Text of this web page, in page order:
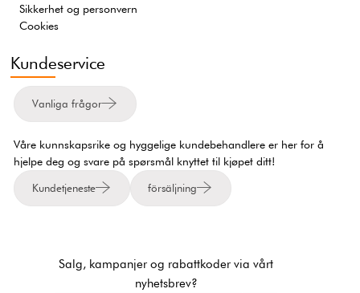
Sikkerhet og personvern
Cookies
Kundeservice
Vanliga frågor
Våre kunnskapsrike og hyggelige kundebehandlere er her for å
hjelpe deg og svare på spørsmål knyttet til kjøpet ditt!
Kundetjeneste försäljning
Salg, kampanjer og rabattkoder via vårt
nyhetsbrev?